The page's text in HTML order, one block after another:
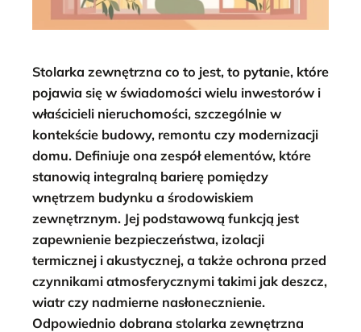
Stolarka zewnętrzna co to jest, to pytanie, które
pojawia się w świadomości wielu inwestorów i
właścicieli nieruchomości, szczególnie w
kontekście budowy, remontu czy modernizacji
domu. Definiuje ona zespół elementów, które
stanowią integralną barierę pomiędzy
wnętrzem budynku a środowiskiem
zewnętrznym. Jej podstawową funkcją jest
zapewnienie bezpieczeństwa, izolacji
termicznej i akustycznej, a także ochrona przed
czynnikami atmosferycznymi takimi jak deszcz,
wiatr czy nadmierne nasłonecznienie.
Odpowiednio dobrana stolarka zewnętrzna